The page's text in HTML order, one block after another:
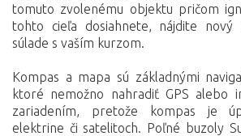
tomuto zvolenému objektu pričom
tohto cieľa dosiahnete, nájdite
súlade s vaším kurzom.
Kompas a mapa sú základnými
ktoré nemožno nahradiť GPS alebo
zariadením, pretože kompas je
elektrine či satelitoch. Poľné buzoly